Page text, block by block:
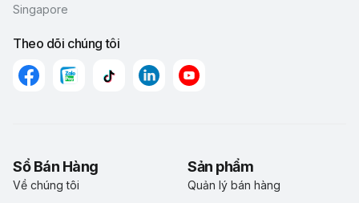
Singapore
Theo dõi chúng tôi
Sổ Bán Hàng
Về chúng tôi
Sản phẩm
Quản lý bán hàng